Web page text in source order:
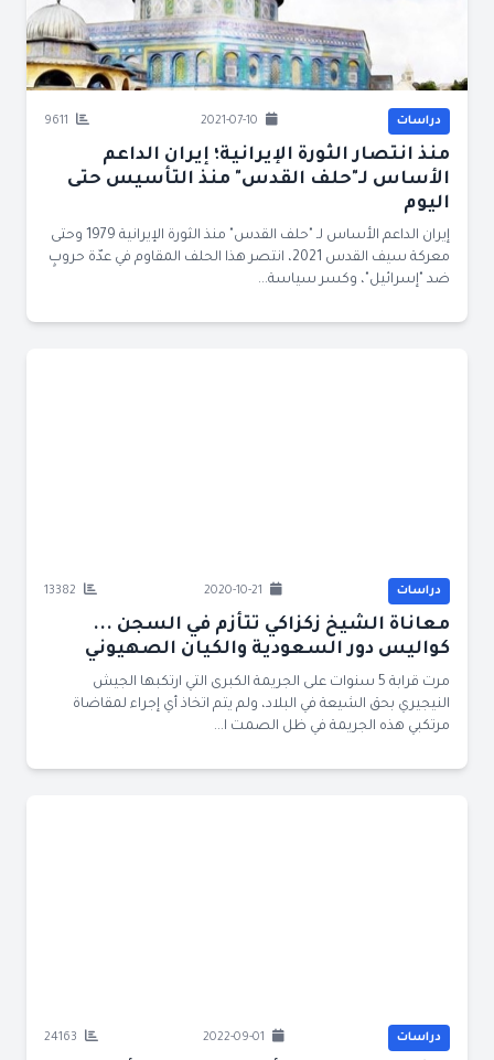
دراسات
منذ انتصار الثورة الإيرانية؛ إيران الداعم
الأساس لـ"حلف القدس" منذ التأسيس حتى
اليوم
إيران الداعم الأساس لـ "حلف القدس" منذ الثورة الإيرانية 1979 وحتى
معركة سيف القدس 2021، انتصر هذا الحلف المقاوم في عدّة حروبٍ
ضد "إسرائيل"، وكسر سياسة...
دراسات
معاناة الشيخ زكزاكي تتأزم في السجن ...
كواليس دور السعودية والكيان الصهيوني
مرت قرابة 5 سنوات على الجريمة الكبرى التي ارتكبها الجيش
النيجيري بحق الشيعة في البلاد، ولم يتم اتخاذ أي إجراء لمقاضاة
مرتكبي هذه الجريمة في ظل الصمت ا...
دراسات